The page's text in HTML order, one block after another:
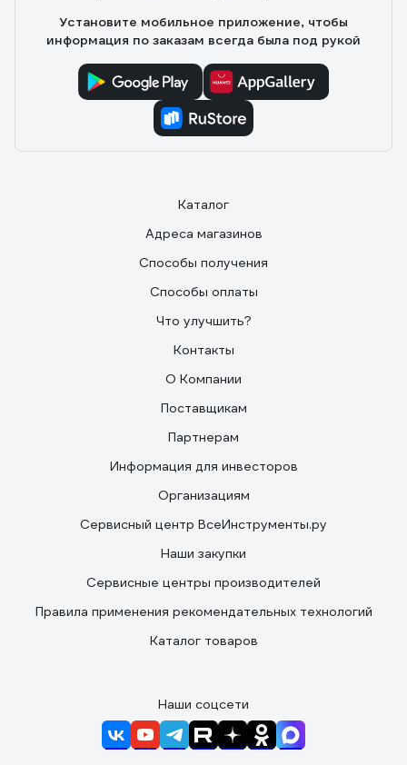
Установите мобильное приложение, чтобы
информация по заказам всегда была под рукой
Каталог
Адреса магазинов
Способы получения
Способы оплаты
Что улучшить?
Контакты
О Компании
Поставщикам
Партнерам
Информация для инвесторов
Организациям
Сервисный центр ВсеИнструменты.ру
Наши закупки
Сервисные центры производителей
Правила применения рекомендательных технологий
Каталог товаров
Наши соцсети